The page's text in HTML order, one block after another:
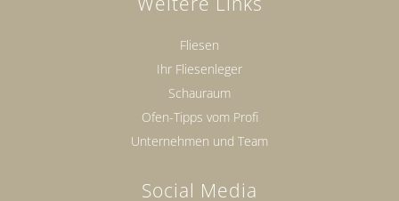
Fliesen
Ihr Fliesenleger
Schauraum
Ofen-Tipps vom Profi
Unternehmen und Team
Social Media